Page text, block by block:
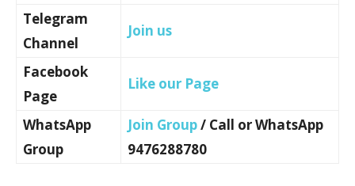
Telegram
Channel
Join us
Facebook
Page
Like our Page
WhatsApp
Group
Join Group/ Call or WhatsApp
9476288780